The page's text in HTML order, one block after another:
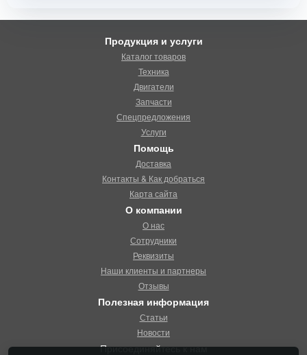
Продукция и услуги
Каталог товаров
Техника
Двигатели
Запчасти
Спецпредложения
Услуги
Помощь
Доставка
Контакты & Как добраться
Карта сайта
О компании
О нас
Сотрудники
Реквизиты
Наши клиенты и партнеры
Отзывы
Полезная информация
Статьи
Новости
Присоединяйтесь к нам